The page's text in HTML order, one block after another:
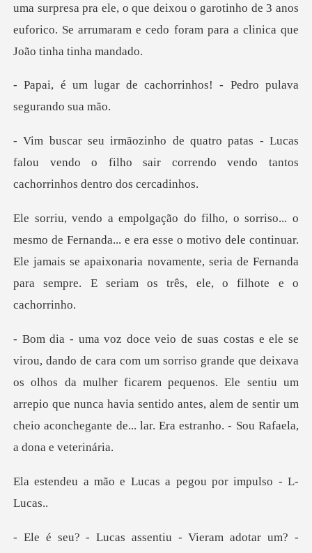
sa pra ele, o que deixou o garotinho de 3 anos
euforico. Se arr
cachorrinhos! - Pedro p
Lucas
falou vendo o filho sair correndo vend
e era esse o motivo dele continuar.
Ele jamais se apaixonaria novamente, se
e deixava
os olhos da mulher ficarem pequenos. Ele sentiu um
arrepio que nunca havia sentido antes,
e Lucas a pegou por